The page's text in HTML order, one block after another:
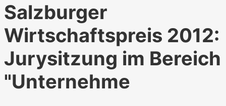
Salzburger
Wirtschaftspreis 2012:
Jurysitzung im Bereich
"Unternehme